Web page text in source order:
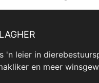
'n leier in
en meer